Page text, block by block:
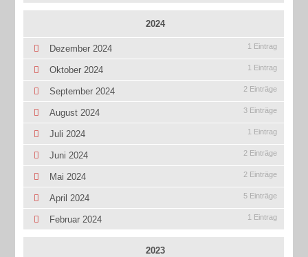
2024
Dezember 2024 1 Eintrag
Oktober 2024 1 Eintrag
September 2024 2 Einträge
August 2024 3 Einträge
Juli 2024 1 Eintrag
Juni 2024 2 Einträge
Mai 2024 2 Einträge
April 2024 5 Einträge
Februar 2024 1 Eintrag
2023